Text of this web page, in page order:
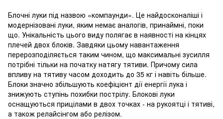
Блочні луки під назвою «компаунди». Це найдосконаліші і
модернізовані луки, яким немає аналогів, принаймні, поки
що. Унікальність цього виду полягає в наявності на кінцях
плечей двох блоків. Завдяки цьому навантаження
перерозподіляється таким чином, що максимальні зусилля
потрібні тільки на початку натягу тятиви. Причому сила
впливу на тятиву часом доходить до 35 кг і навіть більше.
Блоки значно збільшують коефіцієнт дії енергії лука і
знижують ступінь похибки пострілу. Блокові луки
оснащуються прицілами в двох точках - на рукоятці і тятиві,
а також релайсінгом або релізом.